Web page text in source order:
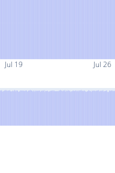
Jul 19 Jul 26